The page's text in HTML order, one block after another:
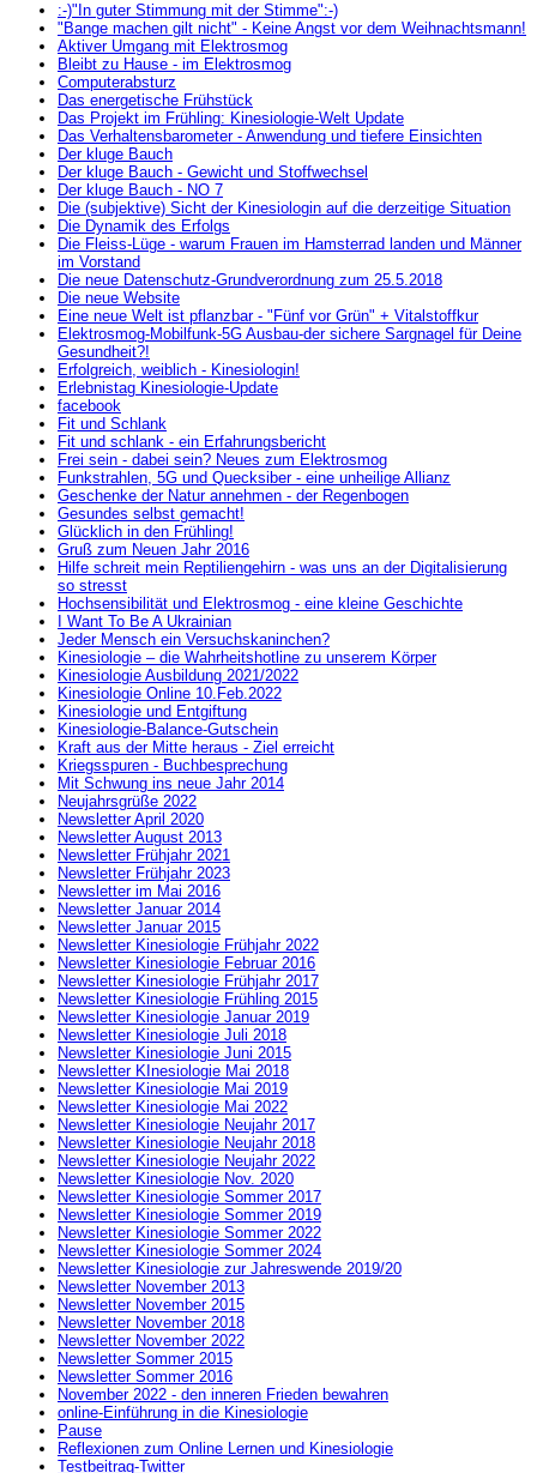
:-)"In guter Stimmung mit der Stimme":-)
"Bange machen gilt nicht" - Keine Angst vor dem Weihnachtsmann!
Aktiver Umgang mit Elektrosmog
Bleibt zu Hause - im Elektrosmog
Computerabsturz
Das energetische Frühstück
Das Projekt im Frühling: Kinesiologie-Welt Update
Das Verhaltensbarometer - Anwendung und tiefere Einsichten
Der kluge Bauch
Der kluge Bauch - Gewicht und Stoffwechsel
Der kluge Bauch - NO 7
Die (subjektive) Sicht der Kinesiologin auf die derzeitige Situation
Die Dynamik des Erfolgs
Die Fleiss-Lüge - warum Frauen im Hamsterrad landen und Männer
im Vorstand
Die neue Datenschutz-Grundverordnung zum 25.5.2018
Die neue Website
Eine neue Welt ist pflanzbar - "Fünf vor Grün" + Vitalstoffkur
Elektrosmog-Mobilfunk-5G Ausbau-der sichere Sargnagel für Deine
Gesundheit?!
Erfolgreich, weiblich - Kinesiologin!
Erlebnistag Kinesiologie-Update
facebook
Fit und Schlank
Fit und schlank - ein Erfahrungsbericht
Frei sein - dabei sein? Neues zum Elektrosmog
Funkstrahlen, 5G und Quecksiber - eine unheilige Allianz
Geschenke der Natur annehmen - der Regenbogen
Gesundes selbst gemacht!
Glücklich in den Frühling!
Gruß zum Neuen Jahr 2016
Hilfe schreit mein Reptiliengehirn - was uns an der Digitalisierung
so stresst
Hochsensibilität und Elektrosmog - eine kleine Geschichte
I Want To Be A Ukrainian
Jeder Mensch ein Versuchskaninchen?
Kinesiologie – die Wahrheitshotline zu unserem Körper
Kinesiologie Ausbildung 2021/2022
Kinesiologie Online 10.Feb.2022
Kinesiologie und Entgiftung
Kinesiologie-Balance-Gutschein
Kraft aus der Mitte heraus - Ziel erreicht
Kriegsspuren - Buchbesprechung
Mit Schwung ins neue Jahr 2014
Neujahrsgrüße 2022
Newsletter April 2020
Newsletter August 2013
Newsletter Frühjahr 2021
Newsletter Frühjahr 2023
Newsletter im Mai 2016
Newsletter Januar 2014
Newsletter Januar 2015
Newsletter Kinesiologie Frühjahr 2022
Newsletter Kinesiologie Februar 2016
Newsletter Kinesiologie Frühjahr 2017
Newsletter Kinesiologie Frühling 2015
Newsletter Kinesiologie Januar 2019
Newsletter Kinesiologie Juli 2018
Newsletter Kinesiologie Juni 2015
Newsletter KInesiologie Mai 2018
Newsletter Kinesiologie Mai 2019
Newsletter Kinesiologie Mai 2022
Newsletter Kinesiologie Neujahr 2017
Newsletter Kinesiologie Neujahr 2018
Newsletter Kinesiologie Neujahr 2022
Newsletter Kinesiologie Nov. 2020
Newsletter Kinesiologie Sommer 2017
Newsletter Kinesiologie Sommer 2019
Newsletter Kinesiologie Sommer 2022
Newsletter Kinesiologie Sommer 2024
Newsletter Kinesiologie zur Jahreswende 2019/20
Newsletter November 2013
Newsletter November 2015
Newsletter November 2018
Newsletter November 2022
Newsletter Sommer 2015
Newsletter Sommer 2016
November 2022 - den inneren Frieden bewahren
online-Einführung in die Kinesiologie
Pause
Reflexionen zum Online Lernen und Kinesiologie
Testbeitrag-Twitter